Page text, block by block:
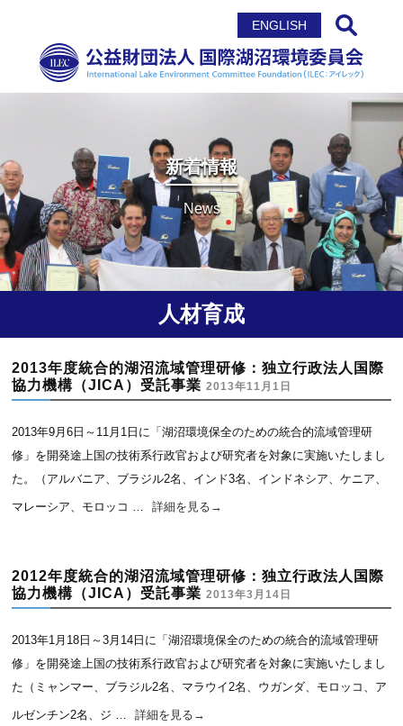
ENGLISH
サイト内検索
新着情報
News
人材育成
2013年度統合的湖沼流域管理研修：独立行政法人国際
協力機構（JICA）受託事業 2013年11月1日
2013年9月6日～11月1日に「湖沼環境保全のための統合的流域管理研
修」を開発途上国の技術系行政官および研究者を対象に実施いたしまし
た。（アルバニア、ブラジル2名、インド3名、インドネシア、ケニア、
マレーシア、モロッコ … 詳細を見る →
2012年度統合的湖沼流域管理研修：独立行政法人国際
協力機構（JICA）受託事業 2013年3月14日
2013年1月18日～3月14日に「湖沼環境保全のための統合的流域管理研
修」を開発途上国の技術系行政官および研究者を対象に実施いたしまし
た（ミャンマー、ブラジル2名、マラウイ2名、ウガンダ、モロッコ、ア
ルゼンチン2名、ジ … 詳細を見る →